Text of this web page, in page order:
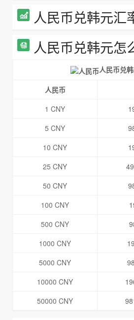
人民币兑韩元汇
人民币兑韩元怎
人民币兑
人民币
1 CNY
5 CNY
10 CNY
25 CNY
50 CNY
100 CNY
500 CNY
1000 CNY
5000 CNY
10000 CNY
50000 CNY